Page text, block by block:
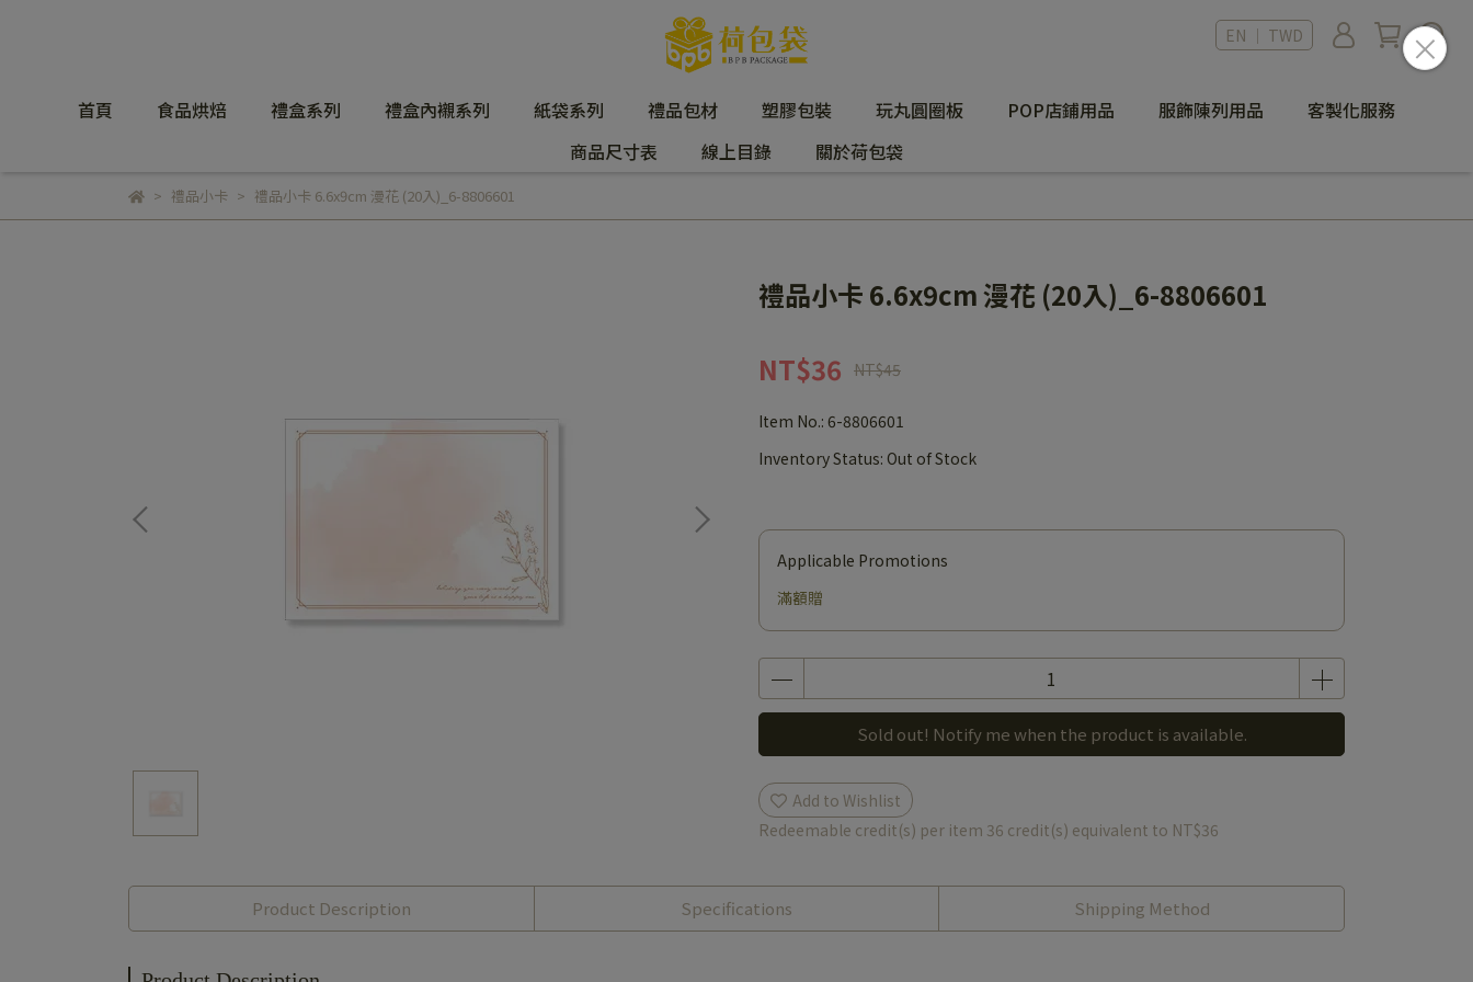
EN ｜ TWD
首頁 食品烘焙 禮盒系列 禮盒內襯系列 紙袋系列 禮品包材 塑膠包裝 玩丸圓圈板 POP店鋪用品 服飾陳列用品
客製化服務
商品尺寸表
線上目錄 關於荷包袋
禮品小卡 禮品小卡 6.6x9cm 漫花 (20入)_6-8806601
禮品小卡 6.6x9cm 漫花 (20入)_6-8806601
NT$36 NT$45
Item No.: 6-8806601
Inventory Status: Out of Stock
Applicable Promotions
滿額贈
Sold out! Notify me when the product is available.
Add to Wishlist
Redeemable credit(s) per item 36 credit(s) equivalent to NT$36
Product Description Specifications Shipping Method